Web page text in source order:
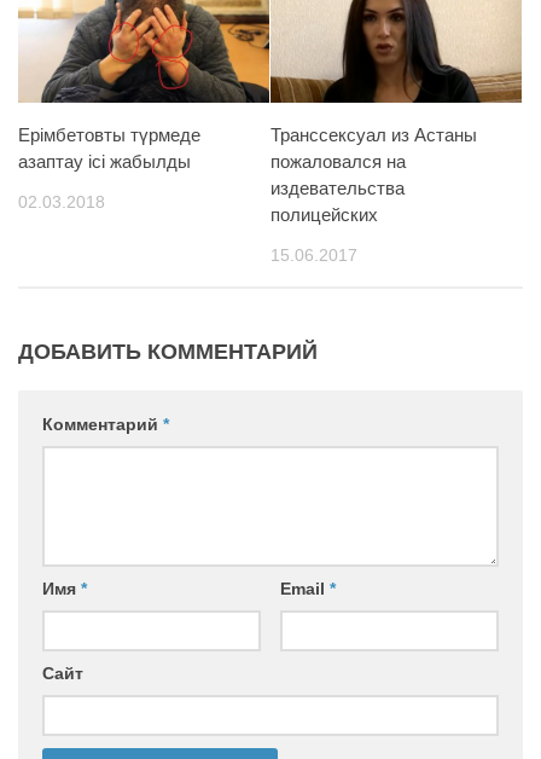
Ерімбетовты түрмеде
азаптау ісі жабылды
02.03.2018
Транссексуал из Астаны
пожаловался на
издевательства
полицейских
15.06.2017
ДОБАВИТЬ КОММЕНТАРИЙ
Комментарий *
Имя * Email *
Сайт